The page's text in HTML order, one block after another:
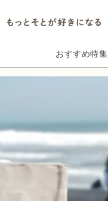
おすすめ特集